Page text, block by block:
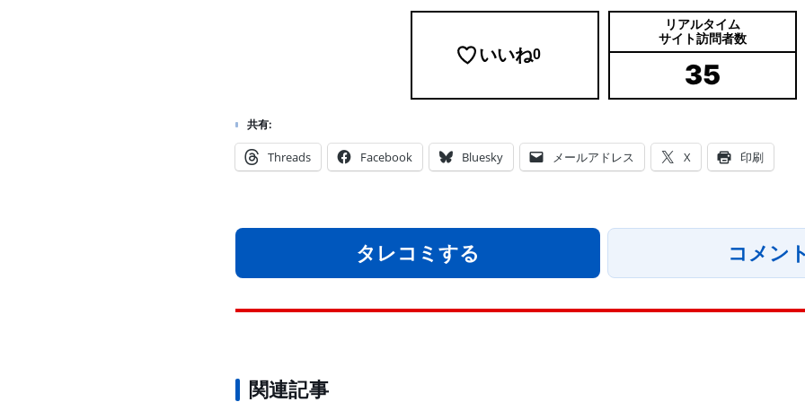
いいね0
リアルタイム
サイト訪問者数
35
共有:
Threads Facebook Bluesky メールアドレス X 印刷
タレコミする コメン
関連記事